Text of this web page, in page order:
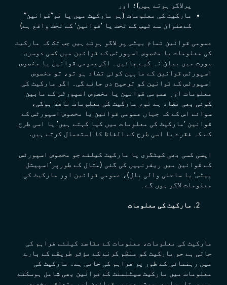
پرلاگو ہوتے ہیں)؛ اور
مارکیٹ کی معلومات (ہر مارکیٹ میں یا تو”قوانین”
کےعنوان سے ٹیب کے تحت یا ‘قوانین‘ کے تحت واقع ہے)
عمومی قوانین تمام بیٹس پر لاگو ہوتے ہیں جب تک کہ مارکیٹ
کی معلومات یا مخصوص اسپورٹس کے قوانین میں کسی دوسری
صورت میں بیان نہ کیے جائیں۔ اگرعمومی قوانین یا مخصوص
اسپورٹس قوانین کے مابین کوئی تضاد ہو تو، تو مخصوص
اسپورٹس کے قوانین کو ترجیح دی جائے گی۔ اگر مارکیٹ کی
معلومات اور عمومی قوانین یا مخصوص اسپورٹس کے مابین
کوئی بھی تضاد ہے تو، مارکیٹ کی معلومات نافذ ہوگی،
سوائے اس کے کہ جہاں عمومی قوانین یا مخصوص اسپورٹس کے
قوانین ‘مارکیٹ کی معلومات میں کیا کہتے ہیں’ یا اسی طرح
کے کہ فقرے یا اسی طرح کے الفاظ کا استعمال کرتے ہیں.
ایسی کسی بھی کیٹگری یا مارکیٹ کیلئے جو مخصوص اسپورٹس
کے قوانین میں ریفرنہیں کی گئی (مثال کے طورپر’اسپیشل
بیٹس’ یا ساحلی والی بال)، عمومی قوانین اور مارکیٹ کی
معلومات لاگو ہوں گے۔
مارکیٹ کی معلومات
مارکیٹ کی معلومات، معلومات کے مقاصد کیلئے فراہم کی
جاتی ہے جو مارکیٹ کو منظم کرنے کے مؤثر طریقے کے بارے
میں رہنمائی کے طور پر فراہم کی جاتی ہے۔ مارکیٹ کی
معلومات میں مارکیٹ سیٹلمنٹ کے قوانین بھی شامل ہوسکتے
ہیں،
تاہم اسے ہمیشہ عمومی قوانین اور متعلقہ
مخصوص